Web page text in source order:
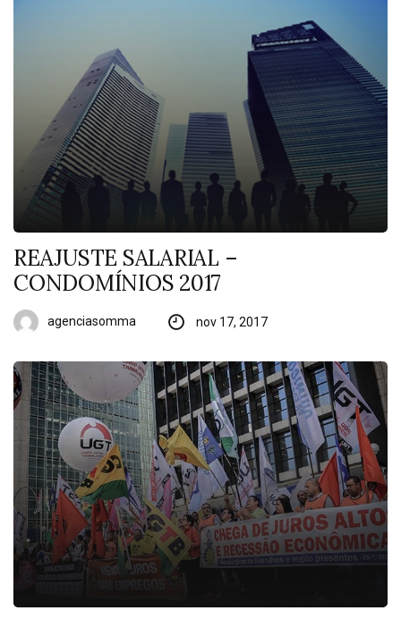
REAJUSTE SALARIAL –
CONDOMÍNIOS 2017
agenciasomma nov 17, 2017